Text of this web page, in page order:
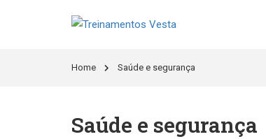
Home Saúde e segurança
Saúde e segurança